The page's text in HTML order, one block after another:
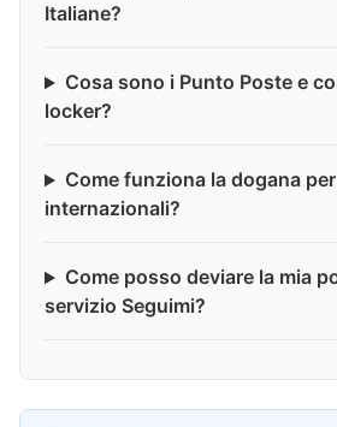
Italiane?
Cosa sono i Punto Poste e
locker?
Come funziona la dogana
internazionali?
Come posso deviare la mia
servizio Seguimi?